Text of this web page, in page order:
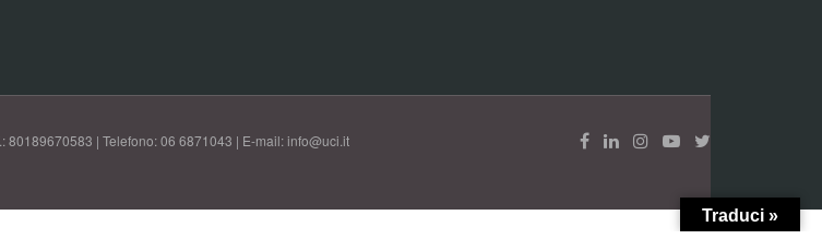
80189670583 | Telefono: 06 6871043 | E-mail: info@uci.it
Traduci »